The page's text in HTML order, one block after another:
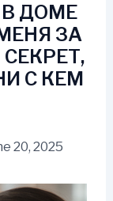
ДОМЕ
ЗА
С КЕМ
20, 2025